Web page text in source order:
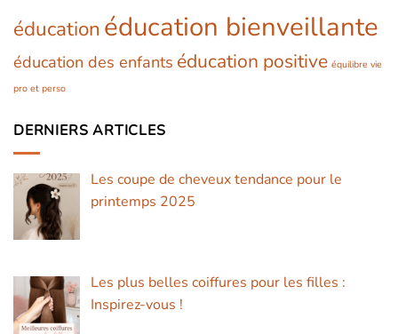
éducation éducation bienveillante
éducation des enfants éducation positive équilibre vie
pro et perso
DERNIERS ARTICLES
Les coupe de cheveux tendance pour le
printemps 2025
Les plus belles coiffures pour les filles :
Inspirez-vous !